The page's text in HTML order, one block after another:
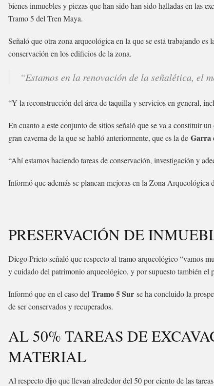
bienes inmuebles y piezas que han sido han sido halladas en las
Tramo 5 del Tren Maya.
Señaló que otra zona arqueológica en la que se está trabajando
conservación en los edificios de la zona.
“Estamos en la renovación de la señalética, el
“Y la reconstrucción del área de taquilla y servicios en general,
En cuanto a este conjunto de sitios señaló que se va a constituir
gran caverna de la que se habló anteriormente, que es la de Garra
“Ahí estamos haciendo tareas de conservación, investigación y
Informó que además se planean mejoras en la Zona Arqueológica
PRESERVACIÓN DE
Diego Prieto señaló que respecto al tramo arqueológico “vamos
y cuidado del patrimonio arqueológico, y por supuesto también el
Informó que en el caso del Tramo 5 Sur se ha concluido la
de ser conservados y recuperados.
AL 50% TAREAS DE
MATERIAL
Al respecto dijo que llevan alrededor del 50 por ciento de las